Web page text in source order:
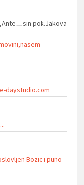
ㅡsin pok.Jakova
daystudio.com
Bozic i puno